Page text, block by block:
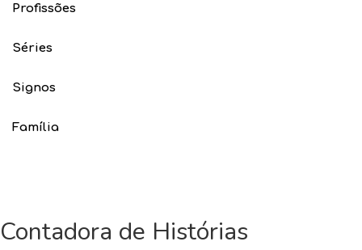
Profissões
Séries
Signos
Família
Contadora de Histórias